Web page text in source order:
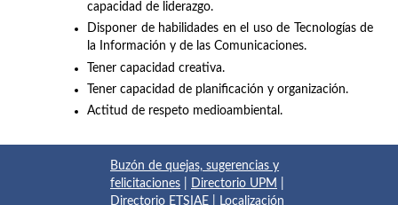
capacidad de liderazgo.
Disponer de habilidades en el uso de Tecnologías de
la Información y de las Comunicaciones.
Tener capacidad creativa.
Tener capacidad de planificación y organización.
Actitud de respeto medioambiental.
Buzón de quejas, sugerencias y
felicitaciones
Directorio UPM
Directorio ETSIAE
Localización